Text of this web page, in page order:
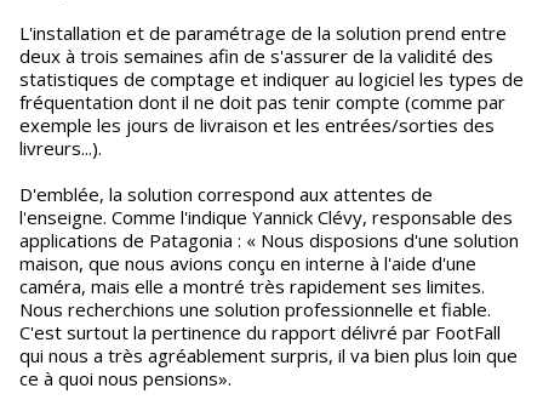
L'installation et de paramétrage de la solution prend entre
deux à trois semaines afin de s'assurer de la validité des
statistiques de comptage et indiquer au logiciel les types de
fréquentation dont il ne doit pas tenir compte (comme par
exemple les jours de livraison et les entrées/sorties des
livreurs...).
D'emblée, la solution correspond aux attentes de
l'enseigne. Comme l'indique Yannick Clévy, responsable des
applications de Patagonia : « Nous disposions d'une solution
maison, que nous avions conçu en interne à l'aide d'une
caméra, mais elle a montré très rapidement ses limites.
Nous recherchions une solution professionnelle et fiable.
C'est surtout la pertinence du rapport délivré par FootFall
qui nous a très agréablement surpris, il va bien plus loin que
ce à quoi nous pensions».